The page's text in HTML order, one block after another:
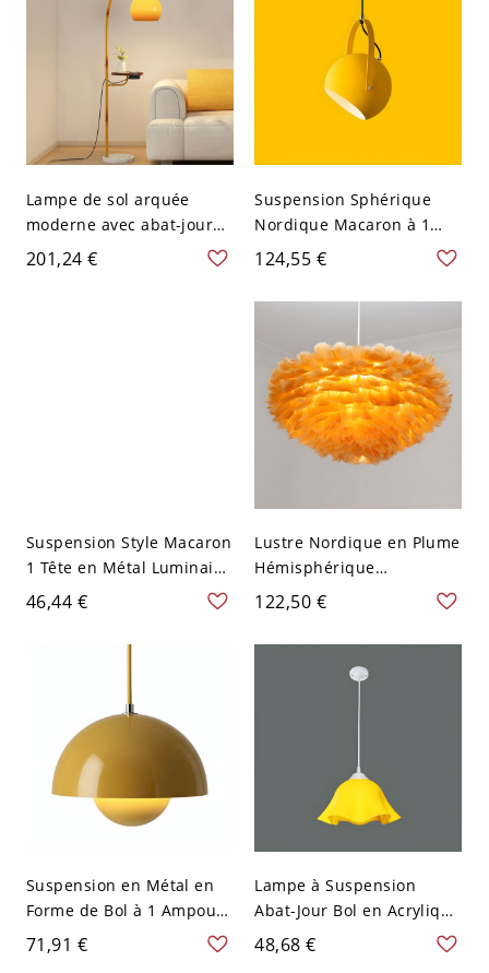
Lampe de sol arquée
moderne avec abat-jour
orange et base en marbre
pour salon - 110 V-120 V
201,24 €
Suspension Sphérique
Nordique Macaron à 1
Tête Lampe Suspendue en
Fer pour Restaurant - 110
V-120 V Jaune 20,32 cm
124,55 €
Suspension Style Macaron
1 Tête en Métal Luminaire
Suspendu en Forme
Conique - 110 V-120 V
46,44 €
Lustre Nordique en Plume
Hémisphérique
Suspension pour
Chambre - 110 V-120 V
Jaune 30,48 cm
122,50 €
Suspension en Métal en
Forme de Bol à 1 Ampoule
Moderne Lampe
Suspendue d'Intérieur -
71,91 €
Lampe à Suspension
Abat-Jour Bol en Acrylique
1 Lumière Luminaire de
Plafond Moderne - 110 V-
48,68 €